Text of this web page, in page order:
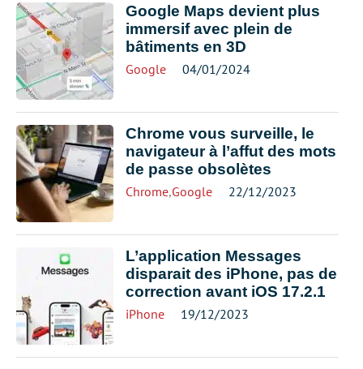
Google Maps devient plus
immersif avec plein de
bâtiments en 3D
Google 04/01/2024
Chrome vous surveille, le
navigateur à l’affut des mots
de passe obsolètes
Chrome,Google 22/12/2023
L’application Messages
disparait des iPhone, pas de
correction avant iOS 17.2.1
iPhone 19/12/2023